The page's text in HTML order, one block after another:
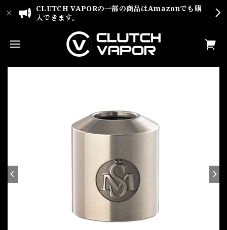
CLUTCH VAPORの一部の商品はAmazonでも購
入できます。